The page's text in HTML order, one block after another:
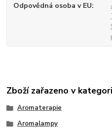
Odpovědná osoba v EU
Zboží zařazeno v
Aromaterapie
Aromalampy